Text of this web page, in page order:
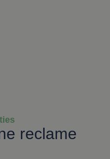
reclame